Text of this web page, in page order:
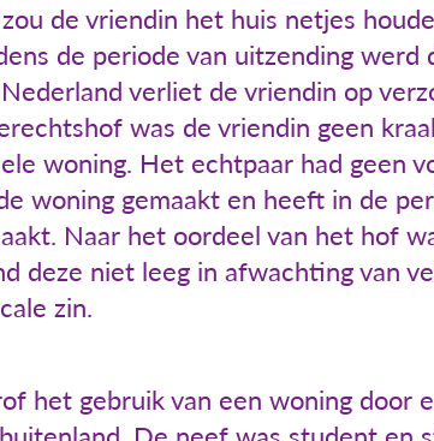
de vriendin het huis netjes
de periode van uitzending werd
verliet de vriendin op
was de vriendin geen
woning. Het echtpaar had geen
woning gemaakt en heeft in de
Naar het oordeel van het hof
deze niet leeg in afwachting van
zin.
het gebruik van een woning door